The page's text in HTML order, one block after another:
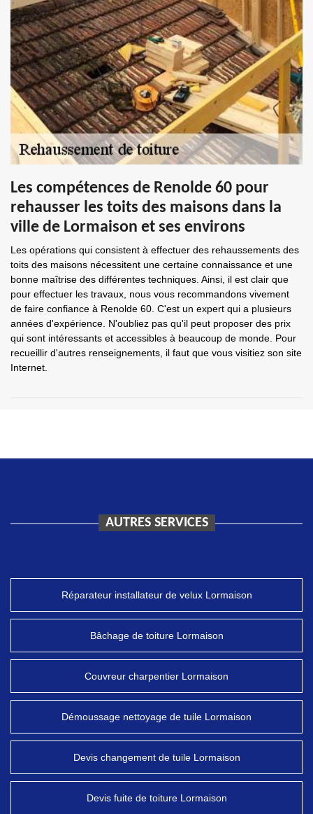
Les compétences de Renolde 60 pour
rehausser les toits des maisons dans la
ville de Lormaison et ses environs
Les opérations qui consistent à effectuer des rehaussements des
toits des maisons nécessitent une certaine connaissance et une
bonne maîtrise des différentes techniques. Ainsi, il est clair que
pour effectuer les travaux, nous vous recommandons vivement
de faire confiance à Renolde 60. C'est un expert qui a plusieurs
années d'expérience. N'oubliez pas qu'il peut proposer des prix
qui sont intéressants et accessibles à beaucoup de monde. Pour
recueillir d'autres renseignements, il faut que vous visitiez son site
Internet.
AUTRES SERVICES
Réparateur installateur de velux Lormaison
Bâchage de toiture Lormaison
Couvreur charpentier Lormaison
Démoussage nettoyage de tuile Lormaison
Devis changement de tuile Lormaison
Devis fuite de toiture Lormaison